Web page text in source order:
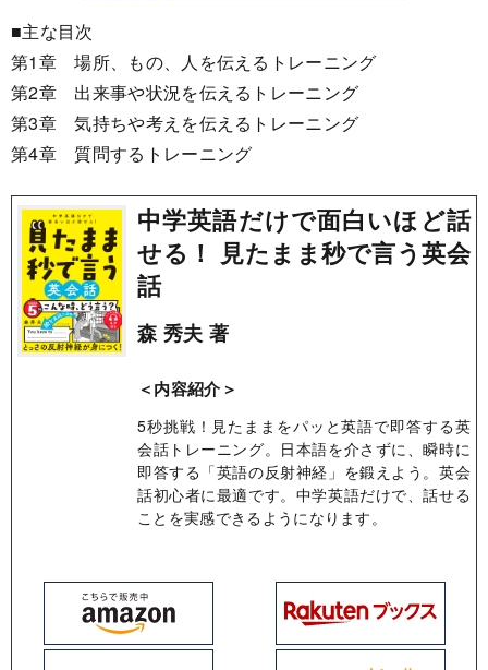
■主な目次
第1章 場所、もの、人を伝えるトレーニング
第2章 出来事や状況を伝えるトレーニング
第3章 気持ちや考えを伝えるトレーニング
第4章 質問するトレーニング
中学英語だけで面白いほど話
せる！ 見たまま秒で言う英会
話
森 秀夫 著
＜内容紹介＞
5秒挑戦！見たままをパッと英語で即答する英
会話トレーニング。日本語を介さずに、瞬時に
即答する「英語の反射神経」を鍛えよう。英会
話初心者に最適です。中学英語だけで、話せる
ことを実感できるようになります。